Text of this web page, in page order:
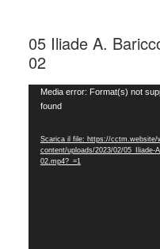
05 Iliade A.
02
Video
Player
Media error: Format(s) not
found
Scarica il file: https://cctm.website/
content/uploads/2023/02/05_Iliade-
02.mp4?_=1